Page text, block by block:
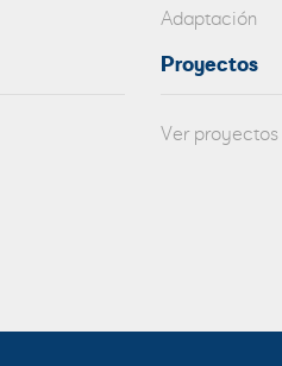
Adaptación
Proyectos
Ver proyectos